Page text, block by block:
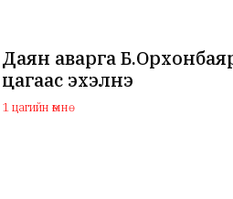
Даян аварга
цагаас эхэлнэ
1 цагийн өмнө